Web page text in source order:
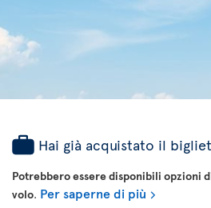
Hai già acquistato il
Potrebbero essere disponibili opzioni
volo. Per saperne di più